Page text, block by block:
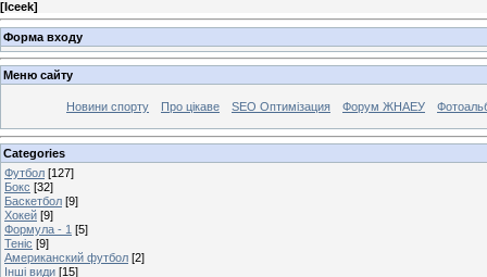
[Iceek]
Форма входу
Меню сайту
Новини спорту Про цікаве SEO Оптимізация Форум ЖНАЕУ
Categories
Футбол [127]
Бокс [32]
Баскетбол [9]
Хокей [9]
Формула - 1 [5]
Теніс [9]
Американский футбол [2]
Інші види [15]